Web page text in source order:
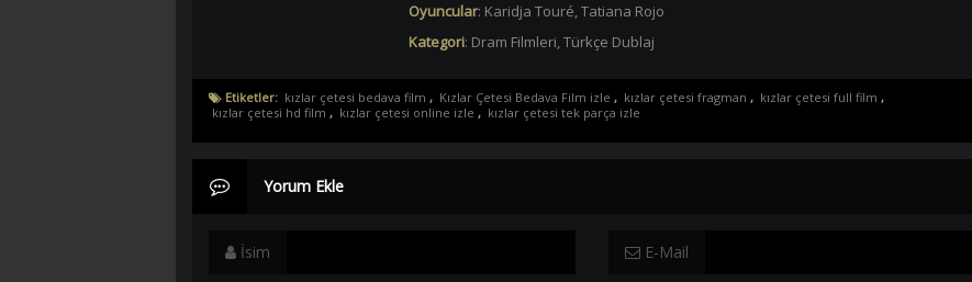
Oyuncular: Karidja Touré,Tatiana Rojo
Kategori: Dram Filmleri,Türkçe Dublaj
Etiketler: kızlar çetesi bedava film , Kızlar Çetesi Bedava Film izle , kızlar çetesi fragman , kızlar çetesi full film ,
kızlar çetesi hd film , kızlar çetesi online izle , kızlar çetesi tek parça izle
Yorum Ekle
İsim E-Mail